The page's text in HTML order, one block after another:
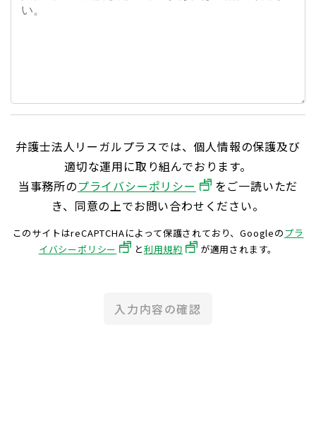
弁護士法人リーガルプラスでは、個人情報の保護及び
適切な運用に取り組んでおります。
当事務所のプライバシーポリシー
をご一読いただ
き、同意の上でお問い合わせください。
このサイトはreCAPTCHAによって保護されており、Googleのプラ
イバシーポリシー
と利用規約 が適用されます。
入力内容の確認